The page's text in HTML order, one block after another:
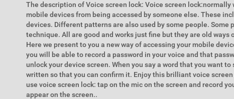
The description of Voice screen lock: Voice screen
mobile devices from being accessed by someone else. These
devices. Different patterns are also used by some people. Some
technique. All are good and works just fine but they are old ways
Here we present to you a new way of accessing your mobile
you will be able to record a password in your voice and that
unlock your device screen. When you say a word that you want
written so that you can confirm it. Enjoy this brilliant voice
use voice screen lock: tap on the mic on the screen and record
appear on the screen..